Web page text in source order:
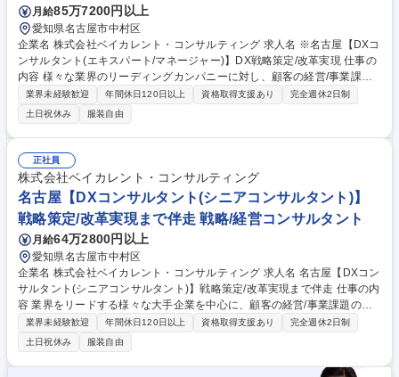
DX戦略策定～改革実現
月給85万7200円以上
愛知県名古屋市中村区
企業名 株式会社ベイカレント・コンサルティング 求人名 ※名古屋【DXコ
ンサルタント(エキスパート/マネージャー)】DX戦略策定/改革実現 仕事の
内容 様々な業界のリーディングカンパニーに対し、顧客の経営/事業課題
の解決に向け、経営/事業戦略を踏まえたDX戦略/推進計画の立案、変革実
現に必要な組織整備、デジタル実装など幅広い支援をリード頂きます。
【プロジェクト事例】★デジタル化推進方針の策定支援（先進事例の調
査、DX技術の活用機会及びユースケースの具体化、左記を実現する協業
先(AIベンダー等)の選定/ROIの概算及び中期経営計画への落し込み）★デ
ジタル化組織のケイパビリティ獲得に向けた体制構築（DX戦略実現を阻
害する組織課題の抽出→課題解消に必要な組織能力の明確化→組織能力獲
得のスキームとステップの計画化→トレーニング提供と上記計画の推進/実
行） 募集職種 ※名古屋【DXコンサルタント(エキスパート/マネージャ
ー)】DX戦略策定/改革実現
業界未経験歓迎 年間休日120日以上 資格取得支援あり
完全週休2日制
土日祝休み
服装自由
正社員
株式会社ベイカレント・コンサルティング
名古屋【DXコンサルタント(シニアコンサルタント)】
戦略策定/改革実現まで伴走 戦略/経営コンサルタント
月給64万2800円以上
愛知県名古屋市中村区
企業名 株式会社ベイカレント・コンサルティング 求人名 名古屋【DXコン
サルタント(シニアコンサルタント)】戦略策定/改革実現まで伴走 仕事の内
容 業界をリードする様々な大手企業を中心に、顧客の経営/事業課題の解
決に向け、経営/事業戦略を踏まえたDX戦略/推進計画の立案、変革実現に
必要な組織整備、デジタル実装など幅広い支援をリード頂きます。 【プロ
ジェクト事例】★デジタル化推進方針の策定支援（先進事例の調査、DX
技術の活用機会及びユースケースの具体化、左記を実現する協業先(AIベン
業界未経験歓迎 年間休日120日以上 資格取得支援あり
完全週休2日制
土日祝休み
服装自由